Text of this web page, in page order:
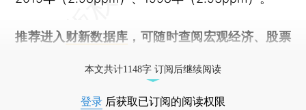
推荐进入 财新数据库 ，可随时查阅宏观经济、股票
本文共计1148字 订阅后继续阅读
登录 后获取已订阅的阅读权限